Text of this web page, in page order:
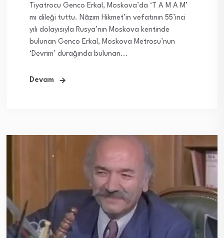
Tiyatrocu Genco Erkal, Moskova’da ‘T A M A M’
mı dileği tuttu. Nâzım Hikmet’in vefatının 55’inci
yılı dolayısıyla Rusya’nın Moskova kentinde
bulunan Genco Erkal, Moskova Metrosu’nun
‘Devrim’ durağında bulunan...
Devam